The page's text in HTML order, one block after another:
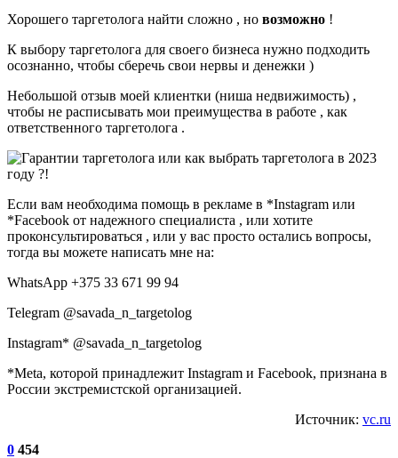
Хорошего таргетолога найти сложно , но возможно !
К выбору таргетолога для своего бизнеса нужно подходить
осознанно, чтобы сберечь свои нервы и денежки )
Небольшой отзыв моей клиентки (ниша недвижимость) ,
чтобы не расписывать мои преимущества в работе , как
ответственного таргетолога .
Если вам необходима помощь в рекламе в *Instagram или
*Facebook от надежного специалиста , или хотите
проконсультироваться , или у вас просто остались вопросы,
тогда вы можете написать мне на:
WhatsApp +375 33 671 99 94
Telegram @savada_n_targetolog
Instagram* @savada_n_targetolog
*Meta, которой принадлежит Instagram и Facebook, признана в
России экстремистской организацией.
Источник: vc.ru
0 454